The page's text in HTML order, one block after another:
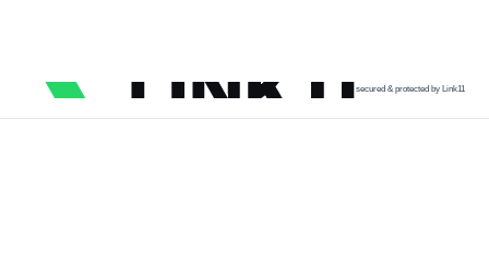
secured & protected by Link11